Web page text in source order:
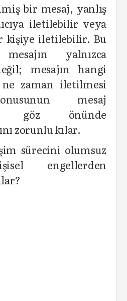
bir mesaj, yanlış
iletilebilir veya
kişiye iletilebilir. Bu
yalnızca
mesajın hangi
zaman iletilmesi
mesaj
göz önünde
zorunlu kılar.
sürecini olumsuz
engellerden